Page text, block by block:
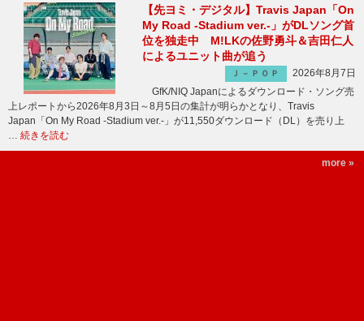
【先ヨミ・デジタル】Travis Japan「On
My Road -Stadium ver.-」がDLソング首
位を独走中 M!LKの佐野勇斗＆吉田仁人
によるユニット曲が追う
Ｊ－ＰＯＰ
2026年8月7日
GfK/NIQ Japanによるダウンロード・ソング売
上レポートから2026年8月3日～8月5日の集計が明らかとなり、Travis
Japan「On My Road -Stadium ver.-」が11,550ダウンロード（DL）を売り上
… 続きを読む
more »